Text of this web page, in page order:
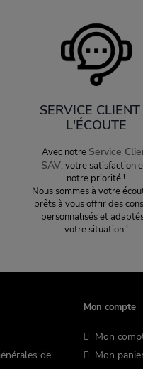
SERVICE
L'ÉCOUTE
Avec notre Service
SAV, votre satisfaction
notre priorité !
Nous sommes à votre
prêts à vous offrir des
personnalisés et
votre situation !
de
Mon compte
Mon
Mon